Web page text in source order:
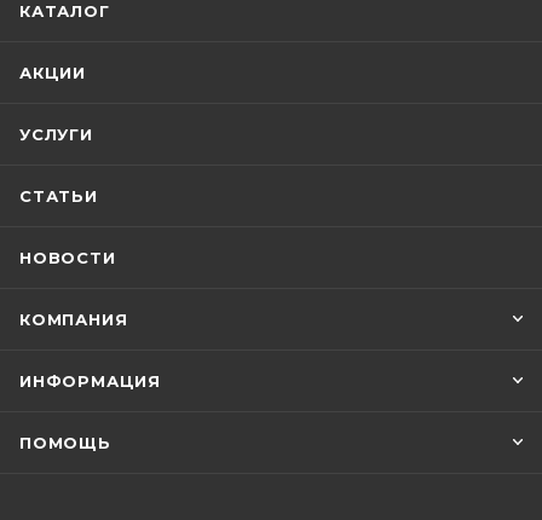
КАТАЛОГ
АКЦИИ
УСЛУГИ
СТАТЬИ
НОВОСТИ
КОМПАНИЯ
ИНФОРМАЦИЯ
ПОМОЩЬ